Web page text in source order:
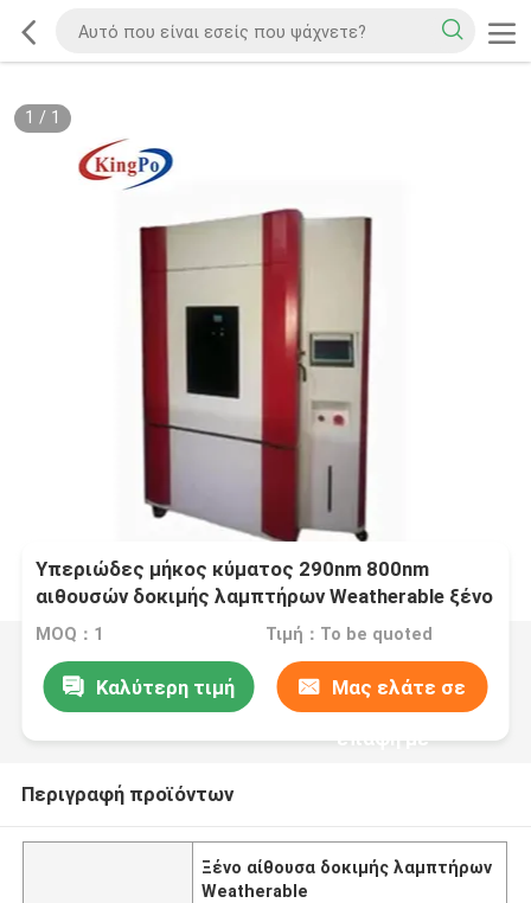
1 / 1
Υπεριώδες μήκος κύματος 290nm 800nm
αιθουσών δοκιμής λαμπτήρων Weatherable ξένο
MOQ：1 Τιμή：To be quoted
Καλύτερη τιμή Μας ελάτε σε
επαφή με
Περιγραφή προϊόντων
Ξένο αίθουσα δοκιμής λαμπτήρων
Weatherable